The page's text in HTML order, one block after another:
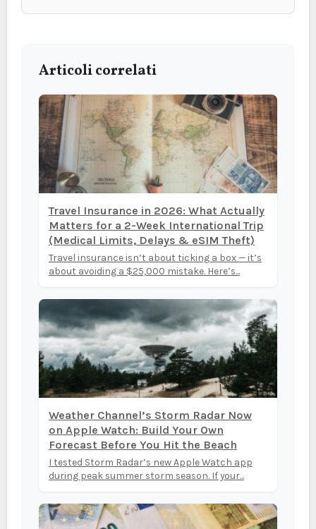
Articoli correlati
Travel Insurance in 2026: What Actually
Matters for a 2-Week International Trip
(Medical Limits, Delays & eSIM Theft)
Travel insurance isn’t about ticking a box — it’s
about avoiding a $25,000 mistake. Here’s...
Weather Channel’s Storm Radar Now
on Apple Watch: Build Your Own
Forecast Before You Hit the Beach
I tested Storm Radar’s new Apple Watch app
during peak summer storm season. If your...